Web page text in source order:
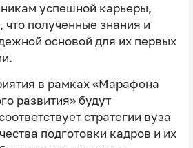
успешной карьеры,
полученные знания и
основой для их первых
в рамках «Марафона
развития» будут
стратегии вуза
подготовки кадров и их